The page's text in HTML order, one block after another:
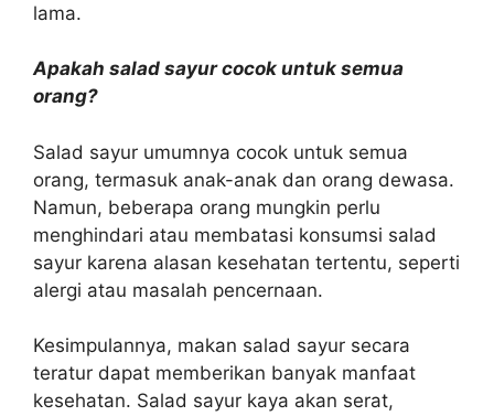
lama.
Apakah salad sayur cocok untuk semua
orang?
Salad sayur umumnya cocok untuk semua
orang, termasuk anak-anak dan orang dewasa.
Namun, beberapa orang mungkin perlu
menghindari atau membatasi konsumsi salad
sayur karena alasan kesehatan tertentu, seperti
alergi atau masalah pencernaan.
Kesimpulannya, makan salad sayur secara
teratur dapat memberikan banyak manfaat
kesehatan. Salad sayur kaya akan serat,